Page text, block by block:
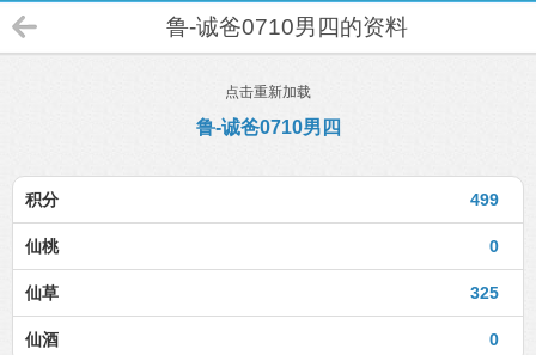
鲁-诚爸0710男四的资料
点击重新加载
鲁-诚爸0710男四
499
积分
0
仙桃
325
仙草
0
仙酒